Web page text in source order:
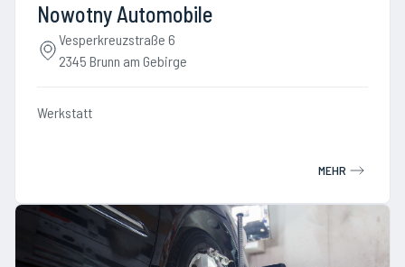
Nowotny Automobile
Vesperkreuzstraße 6
2345 Brunn am Gebirge
Werkstatt
MEHR